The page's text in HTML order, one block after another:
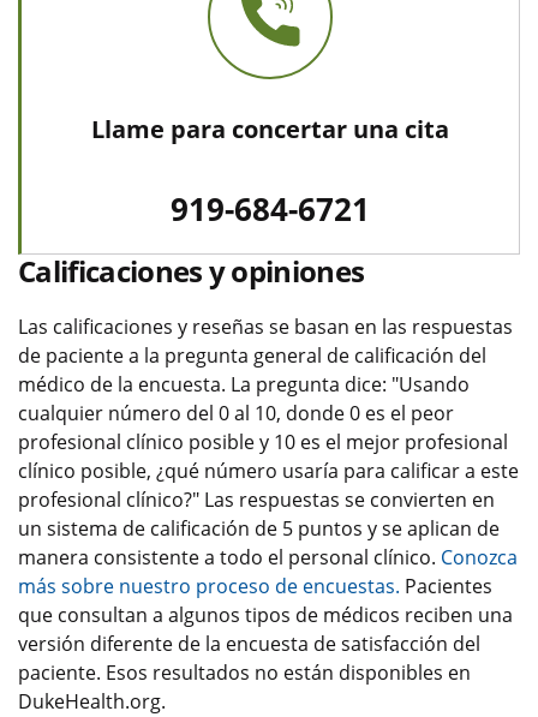
Llame para concertar una cita
919-684-6721
Calificaciones y opiniones
Las calificaciones y reseñas se basan en las respuestas
de paciente a la pregunta general de calificación del
médico de la encuesta. La pregunta dice: "Usando
cualquier número del 0 al 10, donde 0 es el peor
profesional clínico posible y 10 es el mejor profesional
clínico posible, ¿qué número usaría para calificar a este
profesional clínico?" Las respuestas se convierten en
un sistema de calificación de 5 puntos y se aplican de
manera consistente a todo el personal clínico. Conozca
más sobre nuestro proceso de encuestas. Pacientes
que consultan a algunos tipos de médicos reciben una
versión diferente de la encuesta de satisfacción del
paciente. Esos resultados no están disponibles en
DukeHealth.org.